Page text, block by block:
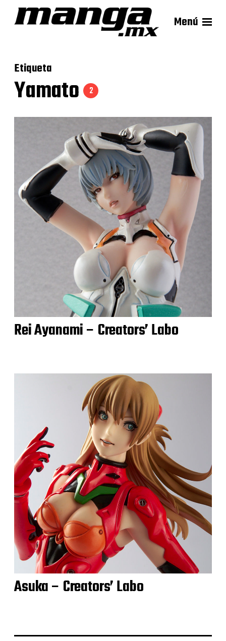
Menú
Etiqueta
Yamato 2
Rei Ayanami – Creators’ Labo
Asuka – Creators’ Labo